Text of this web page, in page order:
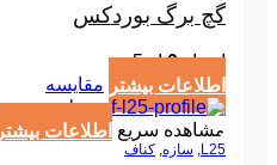
گچ برگ بوردکس
امتیاز0از 5
اطلاعات بیشتر مقایسه
مشاهده سریع اطلاعات بیشتر
L25
, سازه, کناف